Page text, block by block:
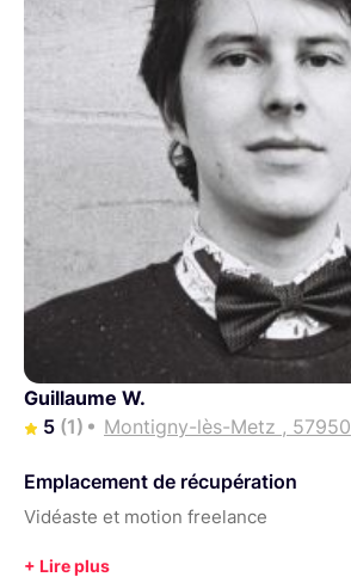
Guillaume W.
5 (1) Montigny-lès-Metz , 57950
Emplacement de récupération
Vidéaste et motion freelance